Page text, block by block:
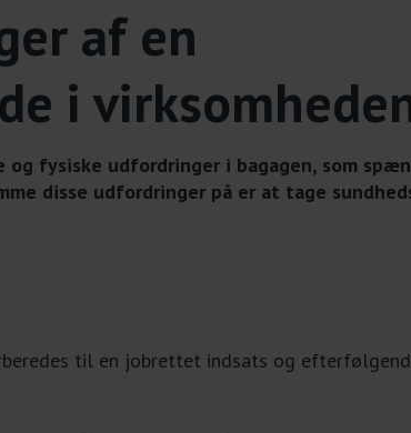
af en
i
fysiske udfordringer i bagagen, som
disse udfordringer på er at tage
til en jobrettet indsats og